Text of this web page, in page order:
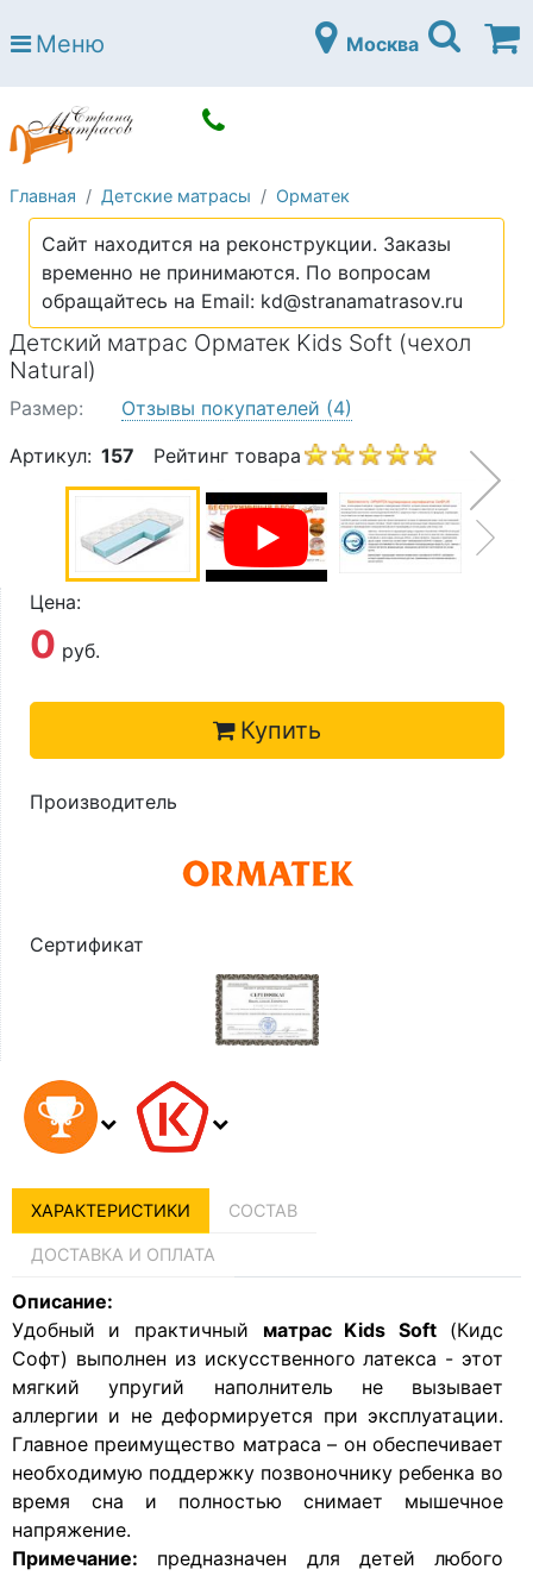
Страна матрасов
Open submenu (Матрасы)
Open submenu (Кровати)
Кровати
Open submenu (Аксессуары)
Open submenu (Диваны)
Диваны
Open submenu (Постельное белье)
Постельное белье
Open submenu (Мебель)
Мебель
Open submenu (Основания)
Основания
Детские матрасы
Open submenu (Детские кровати)
Детские кровати
Open submenu (Шкафы)
Шкафы
О компании
Контакты
Доставка по городу
Меню Москва
Главная Детские матрасы Орматек
Сайт находится на реконструкции. Заказы
временно не принимаются. По вопросам
обращайтесь на Email: kd@stranamatrasov.ru
Детский матрас Орматек Kids Soft (чехол
Natural)
Размер: Отзывы покупателей (4)
Артикул: 157 Рейтинг товара
Цена:
0 руб.
Купить
Производитель
Сертификат
ХАРАКТЕРИСТИКИ СОСТАВ
ДОСТАВКА И ОПЛАТА
Описание:
Удобный и практичный матрас Kids Soft(Кидс
Софт) выполнен из искусственного латекса - этот
мягкий упругий наполнитель не вызывает
аллергии и не деформируется при эксплуатации.
Главное преимущество матраса – он обеспечивает
необходимую поддержку позвоночнику ребенка во
время сна и полностью снимает мышечное
напряжение.
Примечание: предназначен для детей любого